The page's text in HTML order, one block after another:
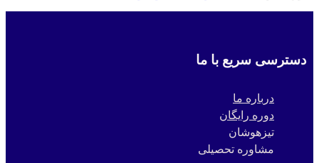
دسترسی سریع با ما
درباره ما
دوره رایگان
تیزهوشان
مشاوره تحصیلی